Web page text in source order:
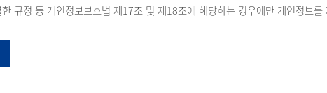
규정 등 개인정보보호법 제17조 및 제18조에 해당하는 경우에만 개인정보